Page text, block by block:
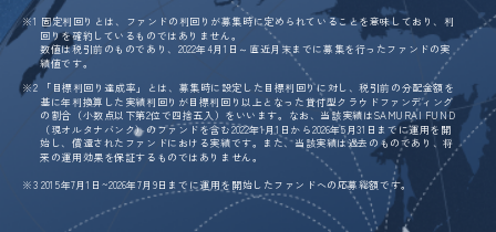
※1 固定利回りとは、ファンドの利回りが募集時に定められていることを意味しており、利
回りを確約しているものではありません。
数値は税引前のものであり、2022年4月1日～直近月末までに募集を行ったファンドの実
績値です。
※2 「目標利回り達成率」とは、募集時に設定した目標利回りに対し、税引前の分配金額を
基に年利換算した実績利回りが目標利回り以上となった貸付型クラウドファンディング
の割合（小数点以下第2位で四捨五入）をいいます。 なお、当該実績はSAMURAI FUND
（現オルタナバンク）のファンドを含む2022年1月1日から2026年5月31日までに運用を開
始し、償還された ファンドにおける実績です。また、当該実績は過去のものであり、将
来の運用効果を保証するものではありません。
※3 2015年7月1日~2026年7月9日までに運用を開始したファンドへの応募総額です。